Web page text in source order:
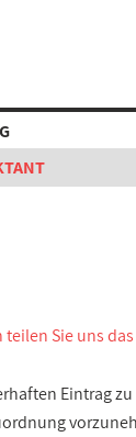
teilen Sie uns
Eintrag